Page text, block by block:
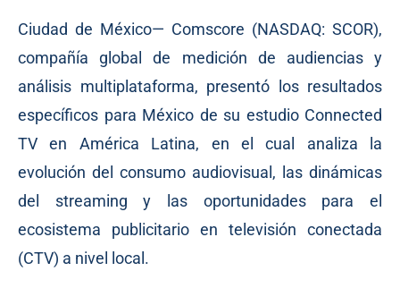
Ciudad de México— Comscore (NASDAQ: SCOR),
compañía global de medición de audiencias y
análisis multiplataforma, presentó los resultados
específicos para México de su estudio Connected
TV en América Latina, en el cual analiza la
evolución del consumo audiovisual, las dinámicas
del streaming y las oportunidades para el
ecosistema publicitario en televisión conectada
(CTV) a nivel local.